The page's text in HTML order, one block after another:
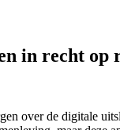
in recht
over de digitale